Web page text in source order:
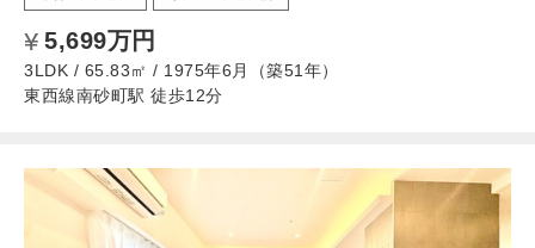
5,699万円
3LDK / 65.83㎡ / 1975年6月（築51年）
東西線南砂町駅 徒歩12分